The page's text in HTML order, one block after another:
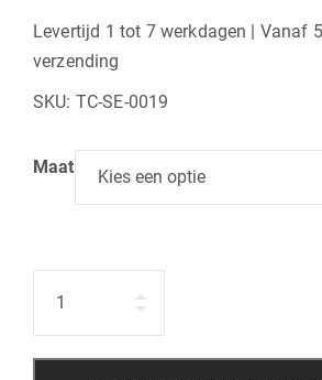
Levertijd 1 tot 7 werkdagen | Vanaf
verzending
SKU: TC-SE-0019
Maat